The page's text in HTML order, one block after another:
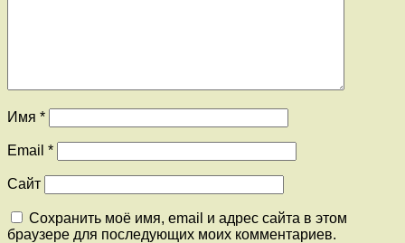
Имя *
Email *
Сайт
Сохранить моё имя, email и адрес сайта в этом
браузере для последующих моих комментариев.